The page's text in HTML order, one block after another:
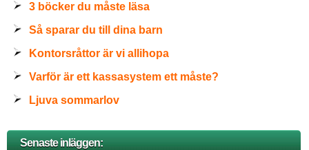
3 böcker du måste läsa
Så sparar du till dina barn
Kontorsråttor är vi allihopa
Varför är ett kassasystem ett måste?
Ljuva sommarlov
Senaste inläggen: